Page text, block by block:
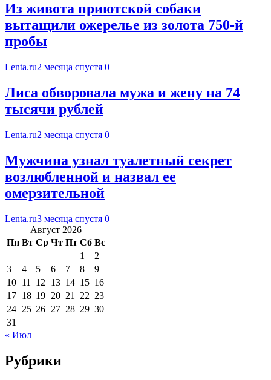
Из живота приютской собаки
вытащили ожерелье из золота 750-й
пробы
Lenta.ru2 месяца спустя 0
Лиса обворовала мужа и жену на 74
тысячи рублей
Lenta.ru2 месяца спустя 0
Мужчина узнал туалетный секрет
возлюбленной и назвал ее
омерзительной
Lenta.ru3 месяца спустя 0
Август 2026
Пн Вт Ср Чт Пт Сб Вс
1
2
3
4 5 6 7 8
9
10 11 12 13 14 15 16
17 18 19 20 21 22 23
24 25 26 27 28 29 30
31
« Июл
Рубрики